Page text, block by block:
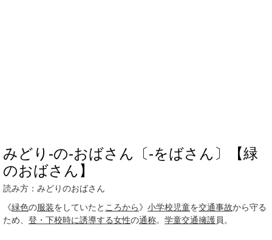
みどり‐の‐おばさん〔‐をばさん〕【緑
のおばさん】
読み方：みどりのおばさん
《緑色の服装をしていたと ころから》 小学校児童を交通事故から守る
ため、 登・下校時に誘導する女性の通称。 学童交通擁護員。